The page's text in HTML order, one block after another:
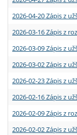
2026-04-20 Zápis z
2026-03-16 Zápis z
2026-03-09 Zápis z
2026-03-02 Zápis z
2026-02-23 Zápis z
2026-02-16 Zápis z
2026-02-09 Zápis z
2026-02-02 Zápis z